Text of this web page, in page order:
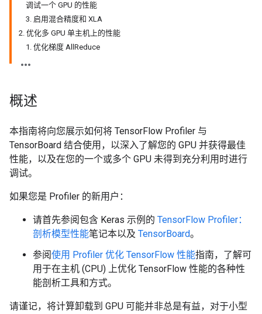
调试一个 GPU 的性能
3. 启用混合精度和 XLA
2. 优化多 GPU 单主机上的性能
1. 优化梯度 AllReduce
概述
本指南将向您展示如何将 TensorFlow Profiler 与
TensorBoard 结合使用，以深入了解您的 GPU 并获得最佳
性能，以及在您的一个或多个 GPU 未得到充分利用时进行
调试。
如果您是 Profiler 的新用户：
请首先参阅包含 Keras 示例的 TensorFlow Profiler：
剖析模型性能笔记本以及 TensorBoard。
参阅使用 Profiler 优化 TensorFlow 性能指南，了解可
用于在主机 (CPU) 上优化 TensorFlow 性能的各种性
能剖析工具和方式。
请谨记，将计算卸载到 GPU 可能并非总是有益，对于小型